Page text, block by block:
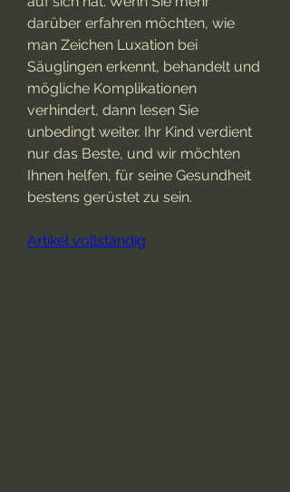
darüber erfahren möchten, wie
man Zeichen Luxation bei
Säuglingen erkennt, behandelt und
mögliche Komplikationen
verhindert, dann lesen Sie
unbedingt weiter. Ihr Kind verdient
nur das Beste, und wir möchten
Ihnen helfen, für seine Gesundheit
bestens gerüstet zu sein.
Artikel vollständig